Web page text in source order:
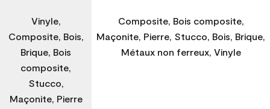
Vinyle,
Composite, Bois,
Brique, Bois
composite,
Stucco,
Maçonite, Pierre
Composite, Bois composite,
Maçonite, Pierre, Stucco, Bois, Brique,
Métaux non ferreux, Vinyle